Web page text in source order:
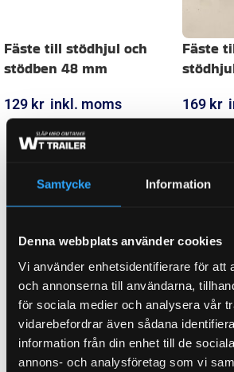
Samtycke Information
Denna webbplats använder cookies
Vi använder enhetsidentifierare för att
och annonserna till användarna,
för sociala medier och analysera vår
vidarebefordrar även sådana
information från din enhet till de
annons- och analysföretag som vi
Relaterade produkter
Fäste till stödhjul och
stödben 48 mm
129kr inkl. moms
Fäste
169kr